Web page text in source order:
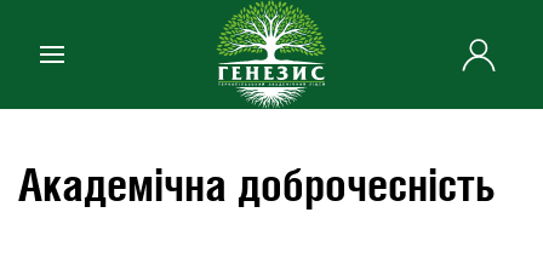
Skip to main content
Академічна доброчесність